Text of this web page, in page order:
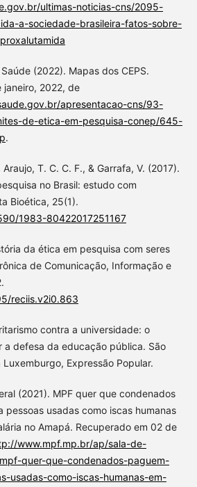
ultimas-noticias-cns/2095-
a-sociedade-brasileira-fatos-sobre-
(2022). Mapas dos CEPS.
janeiro, 2022, de
apresentacao-cns/93-
de-etica-em-pesquisa-conep/645-
.
T. C. C. F., & Garrafa, V. (2017).
no Brasil: estudo com
Bioética, 25(1).
1983-80422017251167
da ética em pesquisa com seres
de Comunicação, Informação e
reciis.v2i0.863
contra a universidade: o
a defesa da educação pública. São
Luxemburgo, Expressão Popular.
(2021). MPF quer que condenados
pessoas usadas como iscas humanas
no Amapá. Recuperado em 02 de
www.mpf.mp.br/ap/sala-de-
quer-que-condenados-paguem-
usadas-como-iscas-humanas-em-